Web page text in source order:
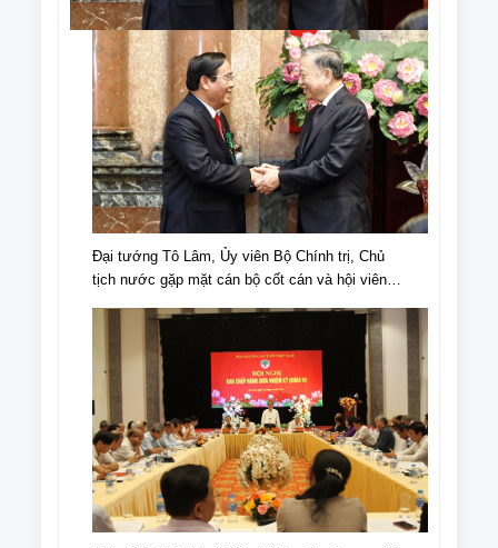
Đại tướng Tô Lâm, Ủy viên Bộ Chính trị, Chủ
tịch nước gặp mặt cán bộ cốt cán và hội viên
Ngày NCT Việt Nam (6/6/1941-6/6/2024).